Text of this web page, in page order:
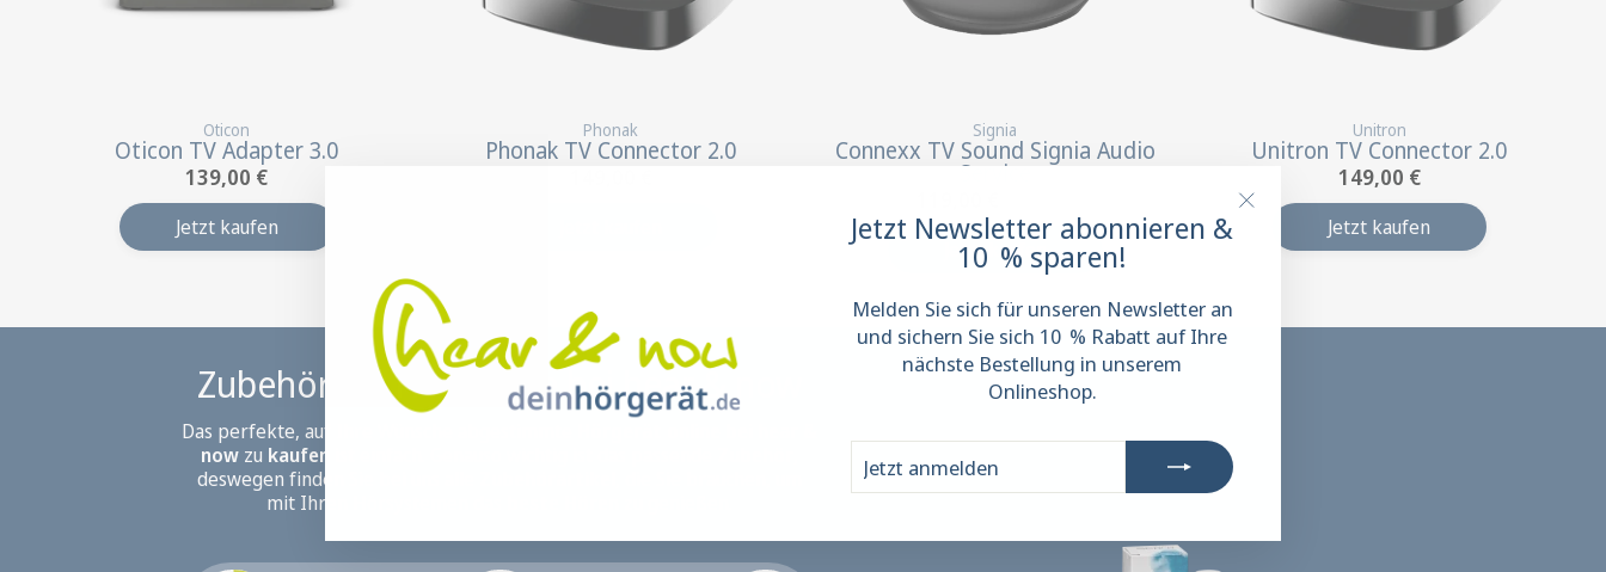
Jetzt Newsletter abonnieren &
10 % sparen!
Melden Sie sich für unseren Newsletter an
und sichern Sie sich 10 % Rabatt auf Ihre
nächste Bestellung in unserem
Onlineshop.
ANMELDEN
"Schließen
(Esc)"
Oticon
Oticon TV Adapter 3.0
139,00 €
Jetzt kaufen
Phonak
Phonak TV Connector 2.0
Signia
Connexx TV Sound Signia Audio
Service
Jetzt kaufen
Unitron
Unitron TV Connector 2.0
149,00 €
Jetzt kaufen
Zubehör für Hörgeräte bei hear & now
Das perfekte, auf Ihre Wünsche abgestimmte
now zu kaufen
deswegen finden Sie bei uns alle
mit Ihren Hörsystemen das